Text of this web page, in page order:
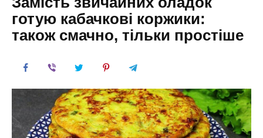
готую кабачкові коржики:
також смачно, тільки простіше